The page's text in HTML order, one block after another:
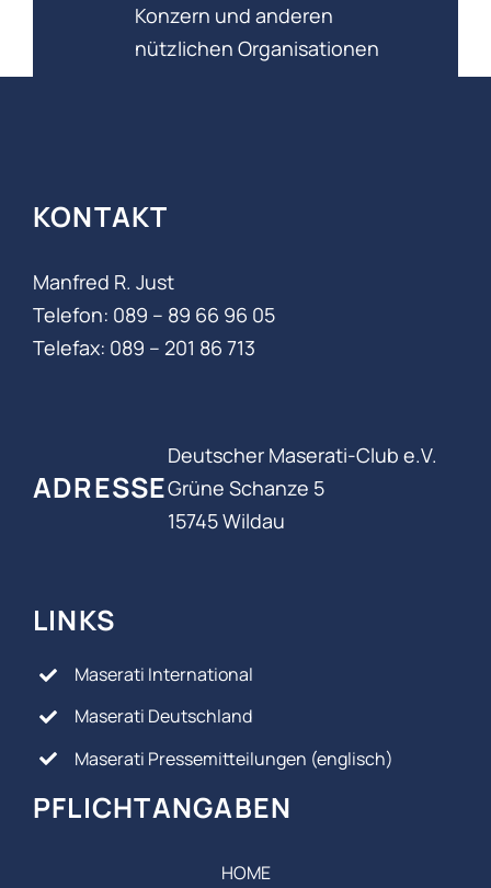
Konzern und anderen
nützlichen Organisationen
ADRESSE
Deutscher Maserati-Club e.V.
Grüne Schanze 5
15745 Wildau
KONTAKT
Manfred R. Just
Telefon: 089 – 89 66 96 05‬
Telefax: 089 – 201 86 713
LINKS
Maserati International
Maserati Deutschland
Maserati Pressemitteilungen (englisch)
PFLICHTANGABEN
HOME